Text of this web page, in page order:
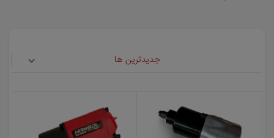
جدیدترین ها